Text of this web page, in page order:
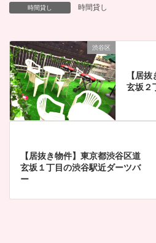
時間貸し 時間貸し
渋谷区
【居
玄坂２
【居抜き物件】東京都渋谷区道
玄坂１丁目の渋谷駅近ダーツバ
ー